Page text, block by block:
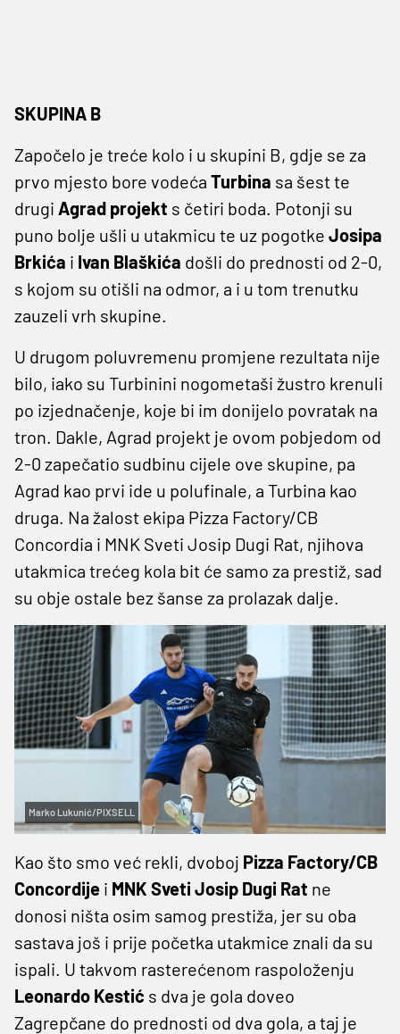
SKUPINA B
Započelo je treće kolo i u skupini B, gdje se za
prvo mjesto bore vodeća Turbina sa šest te
drugi Agrad projekt s četiri boda. Potonji su
puno bolje ušli u utakmicu te uz pogotke Josipa
Brkića i Ivan Blaškića došli do prednosti od 2-0,
s kojom su otišli na odmor, a i u tom trenutku
zauzeli vrh skupine.
U drugom poluvremenu promjene rezultata nije
bilo, iako su Turbinini nogometaši žustro krenuli
po izjednačenje, koje bi im donijelo povratak na
tron. Dakle, Agrad projekt je ovom pobjedom od
2-0 zapečatio sudbinu cijele ove skupine, pa
Agrad kao prvi ide u polufinale, a Turbina kao
druga. Na žalost ekipa Pizza Factory/CB
Concordia i MNK Sveti Josip Dugi Rat, njihova
utakmica trećeg kola bit će samo za prestiž, sad
su obje ostale bez šanse za prolazak dalje.
Marko Lukunić/PIXSELL
Kao što smo već rekli, dvoboj Pizza Factory/CB
Concordije i MNK Sveti Josip Dugi Rat ne
donosi ništa osim samog prestiža, jer su oba
sastava još i prije početka utakmice znali da su
ispali. U takvom rasterećenom raspoloženju
Leonardo Kestić s dva je gola doveo
Zagrepčane do prednosti od dva gola, a taj je